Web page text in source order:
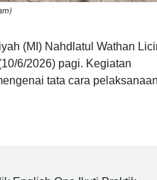
(MI) Nahdlatul Wathan Licin
6/2026) pagi. Kegiatan